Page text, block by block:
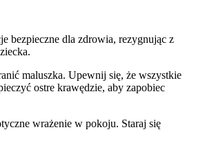
bezpieczne dla zdrowia, rezygnując z
maluszka. Upewnij się, że wszystkie
ostre krawędzie, aby zapobiec
wrażenie w pokoju. Staraj się